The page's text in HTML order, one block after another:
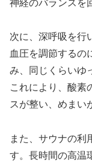
神経のバランスを
次に、深呼吸を行
血圧を調節するの
み、同じくらいゆ
これにより、酸素
スが整い、めまい
また、サウナの利
す。長時間の高温